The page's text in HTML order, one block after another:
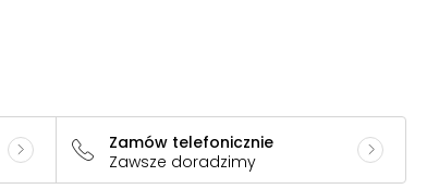
Zamów telefonicznie
Zawsze doradzimy